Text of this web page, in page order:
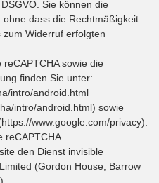
Sie können die
dass die Rechtmäßigkeit
Widerruf erfolgten
sowie die
finden Sie unter:
intro/android.html
intro/android.html) sowie
www.google.com/privacy).
reCAPTCHA
den Dienst invisible
(Gordon House, Barrow